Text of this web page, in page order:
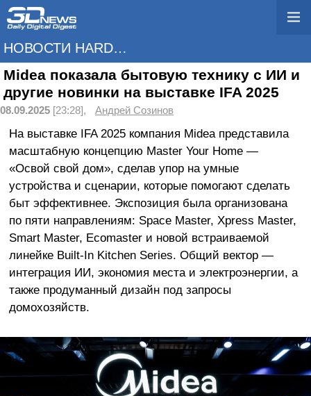
НОВОСТИ HARDWARE
Midea показала бытовую технику с ИИ и
другие новинки на выставке IFA 2025
08.09.2025 [23:28], Андрей Созинов
На выставке IFA 2025 компания Midea представила
масштабную концепцию Master Your Home —
«Освой свой дом», сделав упор на умные
устройства и сценарии, которые помогают сделать
быт эффективнее. Экспозиция была организована
по пяти направлениям: Space Master, Xpress Master,
Smart Master, Ecomaster и новой встраиваемой
линейке Built-In Kitchen Series. Общий вектор —
интеграция ИИ, экономия места и электроэнергии, а
также продуманный дизайн под запросы
домохозяйств.